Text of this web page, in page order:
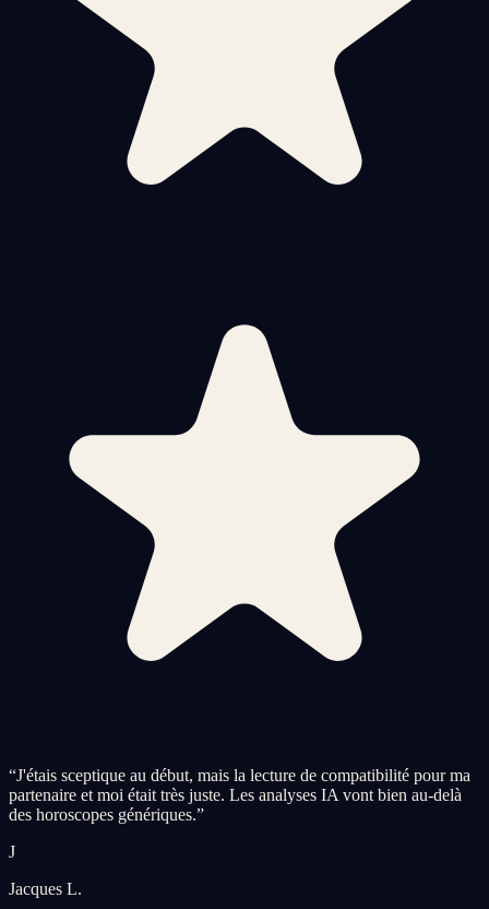
“J'étais sceptique au début, mais la lecture de compatibilité pour ma
partenaire et moi était très juste. Les analyses IA vont bien au-delà
des horoscopes génériques.”
J
Jacques L.